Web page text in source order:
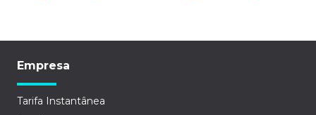
Empresa
Tarifa Instantânea